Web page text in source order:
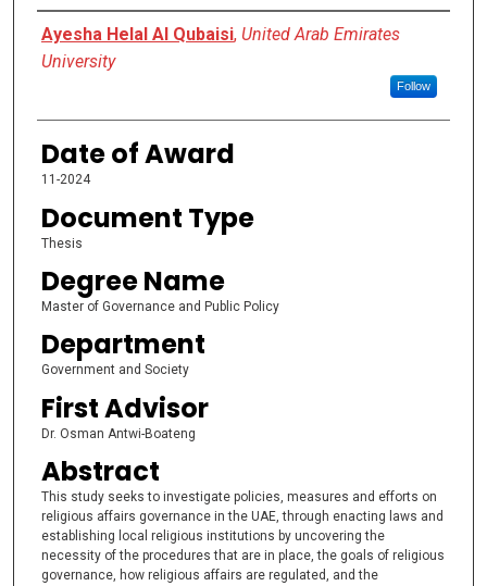
Author
Ayesha Helal Al Qubaisi, United Arab Emirates
University
Follow
Date of Award
11-2024
Document Type
Thesis
Degree Name
Master of Governance and Public Policy
Department
Government and Society
First Advisor
Dr. Osman Antwi-Boateng
Abstract
This study seeks to investigate policies, measures and efforts on
religious affairs governance in the UAE, through enacting laws and
establishing local religious institutions by uncovering the
necessity of the procedures that are in place, the goals of religious
governance, how religious affairs are regulated, and the